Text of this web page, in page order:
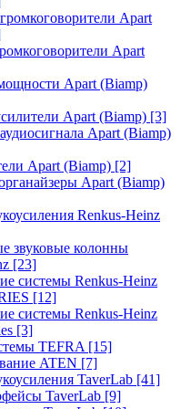
Apart
Apart
Apart (Biamp)
Apart (Biamp) [3]
Apart (Biamp)
Apart (Biamp) [2]
Apart (Biamp)
Renkus-Heinz
звуковые колонны
[23]
системы Renkus-Heinz
[12]
системы Renkus-Heinz
[3]
TEFRA [15]
ATEN [7]
TaverLab [41]
TaverLab [9]